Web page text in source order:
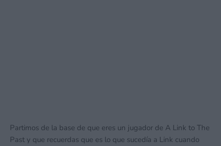
Partimos de la base de que eres un jugador de A Link to The
Past y que recuerdas que es lo que sucedía a Link cuando